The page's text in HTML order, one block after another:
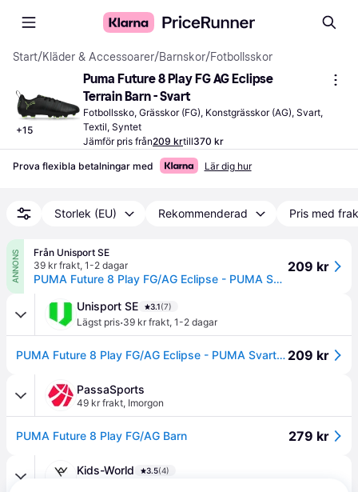
Start/Kläder & Accessoarer/Barnskor/Fotbollsskor
+15
Puma Future 8 Play FG AG Eclipse
Terrain Barn - Svart
Fotbollssko, Grässkor (FG), Konstgrässkor (AG), Svart,
Textil, Syntet
Jämför pris från209 krtill370 kr
Prova flexibla betalningar med Lär dig hur
Storlek (EU) Rekommenderad Pris med
ANNONS
Från Unisport SE
39 kr frakt, 1-2 dagar
PUMA Future 8 Play FG/AG Eclipse - PUMA Svart/Grön/Grön terräng Barn - ['Svart'] (38½)
209 kr
Unisport SE 3.1(7)
Lägst pris·39 kr frakt, 1-2 dagar
PUMA Future 8 Play FG/AG Eclipse - PUMA Svart/Grön/Grön terräng Barn - ['Svart'] (38½) 209 kr
PassaSports
49 kr frakt, Imorgon
PUMA Future 8 Play FG/AG Barn 279 kr
Kids-World 3.5(4)